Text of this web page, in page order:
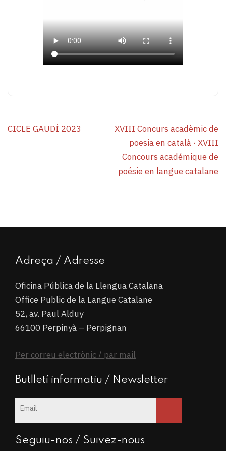
Navigation
CICLE GAUDÍ 2023
XVIII Concurs acadèmic de
poesia en català · XVIII
Concours académique de
poésie en langue catalane
Adreça / Adresse
Oficina Pública de la Llengua Catalana
Office Public de la Langue Catalane
52, av. Paul Alduy
66100 Perpinyà – Perpignan
Per correu electrònic / par mail
Butlletí informatiu / Newsletter
Seguiu-nos / Suivez-nous